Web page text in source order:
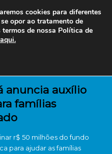
anuncia auxílio
famílias
r$ 50 milhões do fundo
para ajudar as famílias
cookies para diferentes
opor ao tratamento de
de nossa Política de